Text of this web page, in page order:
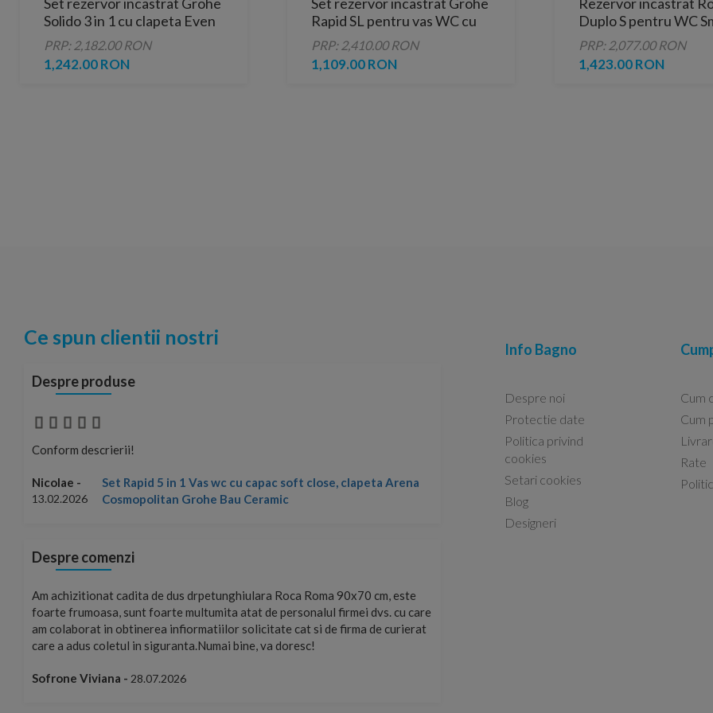
Solido 3 in 1 cu clapeta Even
PRP: 2,182.00 RON
1,242.00 RON
Rapid SL pentru vas WC cu
clapeta crom Nova
Cosmopolitan
PRP: 2,410.00 RON
1,109.00 RON
Duplo S pentru WC
PRP: 2,077.00 RON
1,423.00 RON
Ce spun clientii nostri
Despre produse
Conform descrierii!
Nicolae - 13.02.2026
Capacele Grohe sunt de bună calitate și se
08.02.2026 Capac WC Grohe Bau Ceramic
Despre comenzi
Foarte prompți, am cerut detalii despre produs care nu erau pe site și le-am
primit imediat. După ce am plasat comanda, aceasta a ajuns foarte repede.
Mulțumesc!
Info Bagno
Despre noi
Protectie date
Politica privind
cookies
Setari cookies
Blog
Designeri
Cum
Cum
Rate